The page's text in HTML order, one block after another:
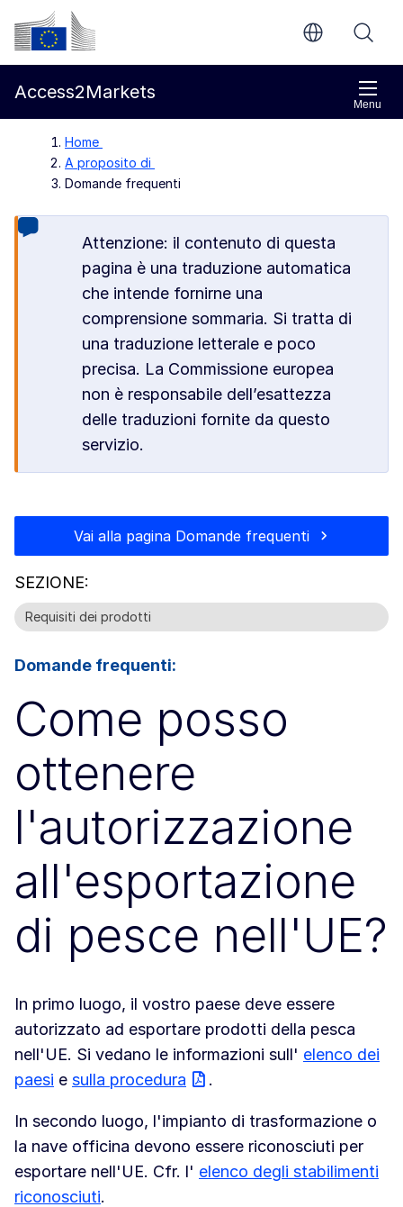
Vai al contenuto principale
Commissione europea
Menu
Access2Markets
Home
A proposito di
Domande frequenti
Attenzione: il contenuto di questa
pagina è una traduzione automatica
che intende fornirne una
comprensione sommaria. Si tratta di
una traduzione letterale e poco
precisa. La Commissione europea
non è responsabile dell’esattezza
delle traduzioni fornite da questo
servizio.
Vai alla pagina Domande frequenti
SEZIONE:
Requisiti dei prodotti
Domande frequenti:
Come posso
ottenere
l'autorizzazione
all'esportazione
di pesce nell'UE?
In primo luogo, il vostro paese deve essere
autorizzato ad esportare prodotti della pesca
nell'UE. Si vedano le informazioni sull' elenco dei
paesi e sulla procedura .
In secondo luogo, l'impianto di trasformazione o
la nave officina devono essere riconosciuti per
esportare nell'UE. Cfr. l' elenco degli stabilimenti
riconosciuti.